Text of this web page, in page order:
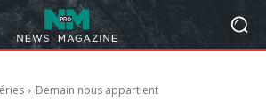
Demain nous appartient